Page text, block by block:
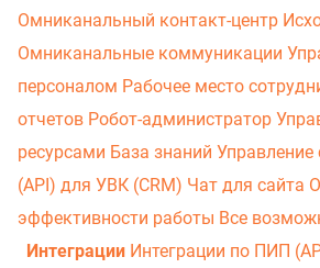
Омниканальный контакт-центр
Омниканальные коммуникации
персоналом Рабочее место
отчетов Робот-администратор
ресурсами База знаний Управление
(API) для УВК (CRM) Чат для сайта
эффективности работы Все
Интеграции Интеграции по ПИП